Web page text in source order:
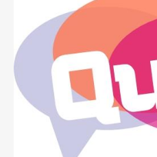
Consultez notre
Affichons l'égalité
Rues au féminin - les
Le relevé des rues par